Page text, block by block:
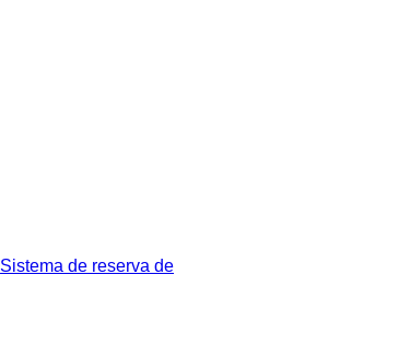
Sistema de reserva de